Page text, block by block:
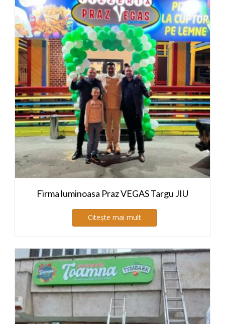
Firma luminoasa Praz VEGAS Targu JIU
Citește mai mult